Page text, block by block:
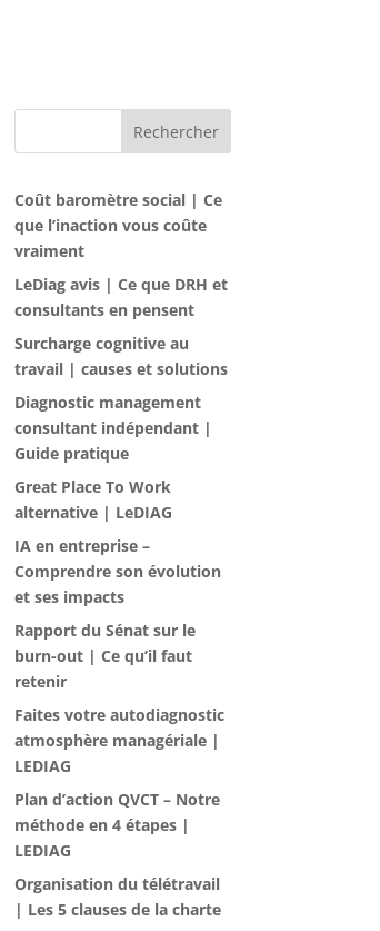
Rechercher
Coût baromètre social | Ce
que l’inaction vous coûte
vraiment
LeDiag avis | Ce que DRH et
consultants en pensent
Surcharge cognitive au
travail | causes et solutions
Diagnostic management
consultant indépendant |
Guide pratique
Great Place To Work
alternative | LeDIAG
IA en entreprise –
Comprendre son évolution
et ses impacts
Rapport du Sénat sur le
burn-out | Ce qu’il faut
retenir
Faites votre autodiagnostic
atmosphère managériale |
LEDIAG
Plan d’action QVCT – Notre
méthode en 4 étapes |
LEDIAG
Organisation du télétravail
| Les 5 clauses de la charte